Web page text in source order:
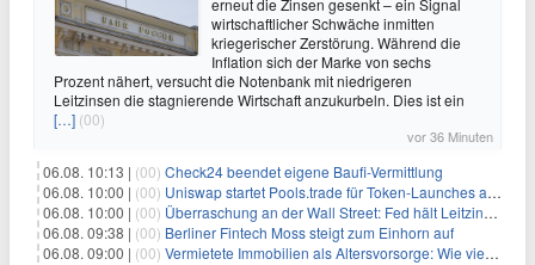
erneut die Zinsen gesenkt – ein Signal
wirtschaftlicher Schwäche inmitten
kriegerischer Zerstörung. Während die
Inflation sich der Marke von sechs
Prozent nähert, versucht die Notenbank mit niedrigeren
Leitzinsen die stagnierende Wirtschaft anzukurbeln. Dies ist ein
[…] (00)
vor 36 Minuten
06.08. 10:13 | (00) Check24 beendet eigene Baufi-Vermittlung
06.08. 10:00 | (00) Uniswap startet Pools.trade für Token-Launches auf Robinhood Chain
06.08. 10:00 | (00) Überraschung an der Wall Street: Fed hält Leitzins fest – aber Warsh sendet klares Signal
06.08. 09:38 | (00) Berliner Fintech Moss steigt zum Einhorn auf
06.08. 09:00 | (00) Vermietete Immobilien als Altersvorsorge: Wie viel Rendite Vermieter wirklich verdienen